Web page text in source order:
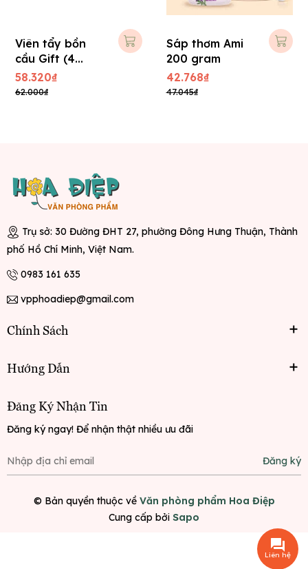
Viên tẩy bồn
cầu Gift (4
Viên/ Vĩ)
58.320₫
62.000₫
Sáp thơm Ami
200 gram
42.768₫
47.045₫
Trụ sở: 30 Đường ĐHT 27, phường Đông Hưng Thuận, Thành
phố Hồ Chí Minh, Việt Nam.
0983 161 635
vpphoadiep@gmail.com
Chính Sách
Hướng Dẫn
Đăng Ký Nhận Tin
Đăng ký ngay! Để nhận thật nhiều ưu đãi
Đăng ký
© Bản quyền thuộc về Văn phòng phẩm Hoa Điệp
Cung cấp bởi Sapo
Liên hệ